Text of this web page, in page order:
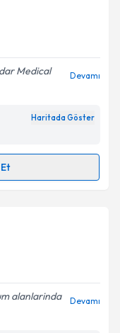
almanız için bir
Aydınlatma
belirtilen
Medical
Devamı
Haritada Göster
talebi
almanız için bir
alanlarinda
Devamı